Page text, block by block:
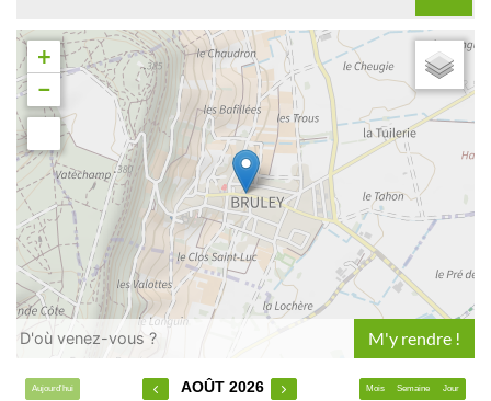
+
−
Leaflet